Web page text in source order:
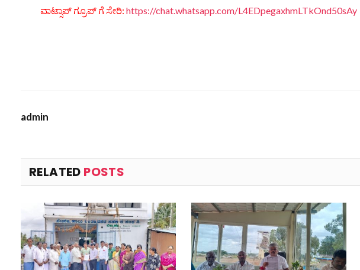
ವಾಟ್ಸಾಪ್ ಗ್ರೂಪ್ ಗೆ ಸೇರಿ: https://chat.whatsapp.com/L4EDpegaxhmLTkOnd50sAy
admin
RELATED POSTS